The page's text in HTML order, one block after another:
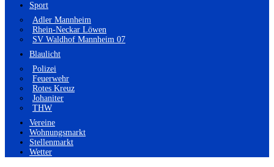
Sport
Adler Mannheim
Rhein-Neckar Löwen
SV Waldhof Mannheim 07
Blaulicht
Polizei
Feuerwehr
Rotes Kreuz
Johaniter
THW
Vereine
Wohnungsmarkt
Stellenmarkt
Wetter